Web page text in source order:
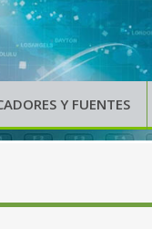
Y FUENTES